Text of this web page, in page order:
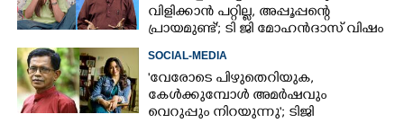
വിളിക്കാൻ പറ്റില്ല, അപ്പൂപ്പന്റെ
പ്രായമുണ്ട്'; ടി ജി മോഹൻദാസ് വിഷം
SOCIAL-MEDIA
'വേരോടെ പിഴുതെറിയുക,
കേൾക്കുമ്പോൾ അമർഷവും
വെറുപ്പും നിറയുന്നു'; ടിജി